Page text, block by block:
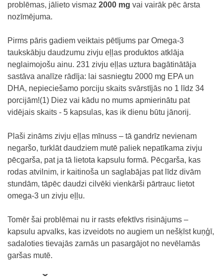
problēmas, jālieto vismaz 2000 mg vai vairāk pēc ārsta
nozīmējuma.
Pirms pāris gadiem veiktais pētījums par Omega-3
taukskābju daudzumu zivju eļļas produktos atklāja
neglaimojošu ainu. 231 zivju eļļas uztura bagātinātāja
sastāva analīze rādīja: lai sasniegtu 2000 mg EPA un
DHA, nepieciešamo porciju skaits svārstījās no 1 līdz 34
porcijām!(1) Diez vai kādu no mums apmierinātu pat
vidējais skaits - 5 kapsulas, kas ik dienu būtu jānorij.
Plaši zināms zivju eļļas mīnuss – tā gandrīz nevienam
negaršo, turklāt daudziem mutē paliek nepatīkama zivju
pēcgarša, pat ja tā lietota kapsulu formā. Pēcgarša, kas
rodas atvilnim, ir kaitinoša un saglabājas pat līdz divām
stundām, tāpēc daudzi cilvēki vienkārši pārtrauc lietot
omega-3 un zivju eļļu.
Tomēr šai problēmai nu ir rasts efektīvs risinājums –
kapsulu apvalks, kas izveidots no augiem un nešķīst kuņģī,
sadaloties tievajās zarnās un pasargājot no nevēlamās
garšas mutē.